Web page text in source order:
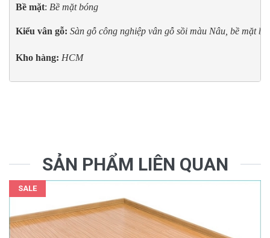
Bề mặt: Bề mặt bóng
Kiểu vân gỗ: Sàn gỗ công nghiệp vân gỗ sồi màu Nâu, bề mặt
Kho hàng: HCM
SẢN PHẨM LIÊN QUAN
SALE